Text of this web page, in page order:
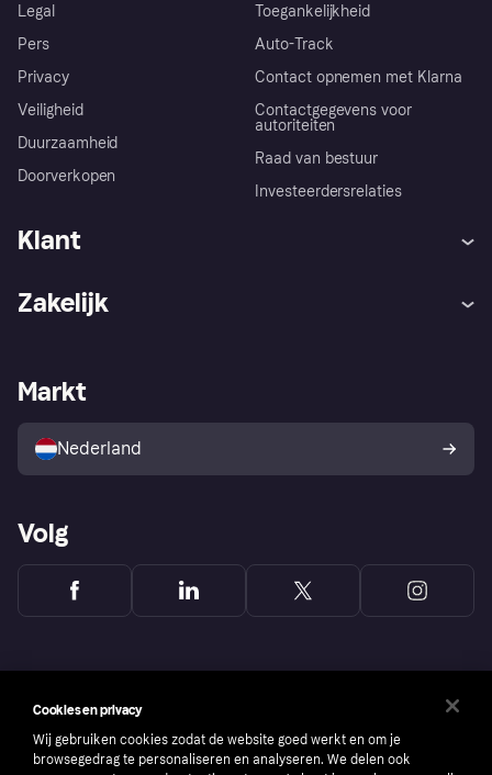
Legal
Pers
Privacy
Veiligheid
Duurzaamheid
Doorverkopen
Toegankelijkheid
Auto-Track
Contact opnemen met Klarna
Contactgegevens voor
autoriteiten
Raad van bestuur
Investeerdersrelaties
Klant
Winkeloverzicht
Kopersbescherming voor
consumenten
Zakelijk
Zakelijke login
Markt
Nederland
Volg
Cookies en privacy
Wij gebruiken cookies zodat de website goed werkt en om je
browsegedrag te personaliseren en analyseren. We delen ook